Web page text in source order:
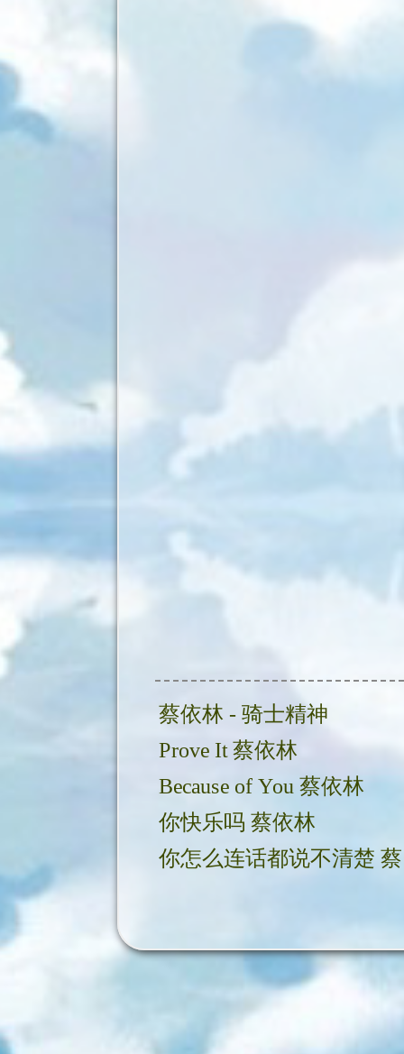
蔡依林 - 骑士精神
Prove It 蔡依林
Because of You 蔡依林
你快乐吗 蔡依林